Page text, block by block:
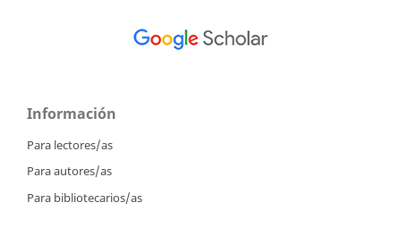
Información
Para lectores/as
Para autores/as
Para bibliotecarios/as